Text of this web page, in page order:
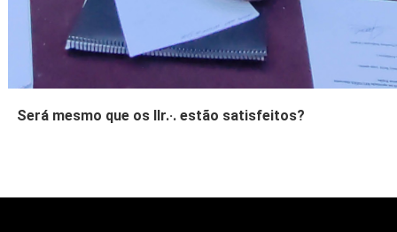
Será mesmo que os IIr.·. estão satisfeitos?